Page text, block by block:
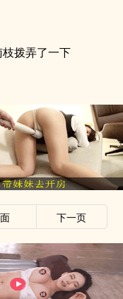
拨弄了一下
下一页